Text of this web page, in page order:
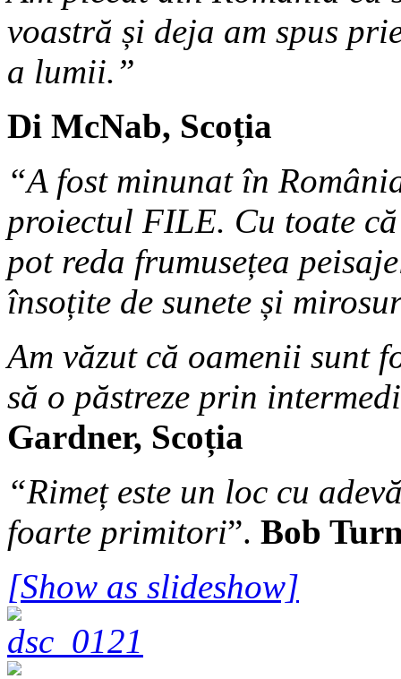
voastră și deja am spus
a lumii.”
Di McNab, Scoția
“A fost minunatîn
proiectul FILE. Cu toate
pot reda frumusețea
însoțite de sunete și
Am văzut că oamenii sunt
să o păstreze prin
Gardner, Scoția
“Rimeț este un loc cu
foarte primitori”. Bob
[Show as slideshow]